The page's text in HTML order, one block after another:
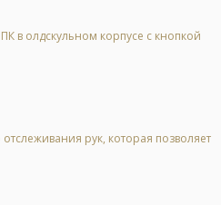
в олдскульном корпусе с кнопкой
рук, которая позволяет